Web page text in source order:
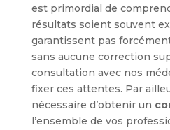
est primordial de
résultats soient souvent
garantissent pas
sans aucune correction
consultation avec nos
fixer ces attentes. Par
nécessaire d’obtenir un
l’ensemble de vos